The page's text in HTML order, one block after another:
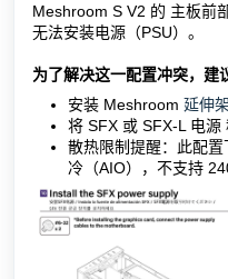
Meshroom S V2 的 主板前
无法安装电源（PSU）。
为了解决这一配置冲突，建
安装 Meshroom 延伸
将 SFX 或 SFX-L 电源
散热限制提醒：此配
冷（AIO），不支持